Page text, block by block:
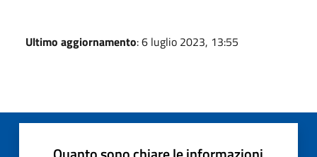
Ultimo aggiornamento: 6 luglio 2023, 13:55